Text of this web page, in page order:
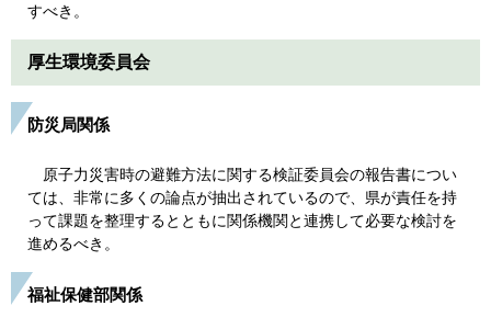
すべき。
厚生環境委員会
防災局関係
原子力災害時の避難方法に関する検証委員会の報告書につい
ては、非常に多くの論点が抽出されているので、県が責任を持
って課題を整理するとともに関係機関と連携して必要な検討を
進めるべき。
福祉保健部関係